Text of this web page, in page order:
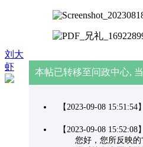
刘大
虾
本帖已转移至问政中心,
【2023-09-08
【2023-09-08
您好，您所反映的“